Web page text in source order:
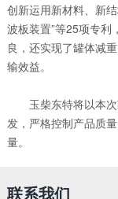
创新运用新材料、新
波板装置”等25项专利
良，还实现了罐体减
输效益。
玉柴东特将以本
发，严格控制产品质
量。
联系我们